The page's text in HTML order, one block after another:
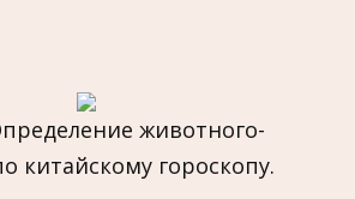
животного-
китайскому гороскопу.